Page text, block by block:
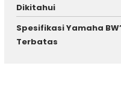
Dikitahui
Spesifikasi Yamaha
Terbatas